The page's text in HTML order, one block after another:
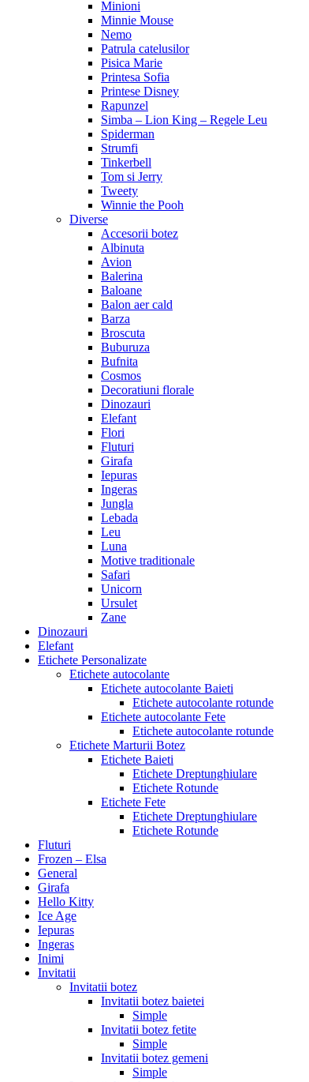
Minioni
Minnie Mouse
Nemo
Patrula catelusilor
Pisica Marie
Printesa Sofia
Printese Disney
Rapunzel
Simba – Lion King – Regele Leu
Spiderman
Strumfi
Tinkerbell
Tom si Jerry
Tweety
Winnie the Pooh
Diverse
Accesorii botez
Albinuta
Avion
Balerina
Baloane
Balon aer cald
Barza
Broscuta
Buburuza
Bufnita
Cosmos
Decoratiuni florale
Dinozauri
Elefant
Flori
Fluturi
Girafa
Iepuras
Ingeras
Jungla
Lebada
Leu
Luna
Motive traditionale
Safari
Unicorn
Ursulet
Zane
Dinozauri
Elefant
Etichete Personalizate
Etichete autocolante
Etichete autocolante Baieti
Etichete autocolante rotunde
Etichete autocolante Fete
Etichete autocolante rotunde
Etichete Marturii Botez
Etichete Baieti
Etichete Dreptunghiulare
Etichete Rotunde
Etichete Fete
Etichete Dreptunghiulare
Etichete Rotunde
Fluturi
Frozen – Elsa
General
Girafa
Hello Kitty
Ice Age
Iepuras
Ingeras
Inimi
Invitatii
Invitatii botez
Invitatii botez baietei
Simple
Invitatii botez fetite
Simple
Invitatii botez gemeni
Simple